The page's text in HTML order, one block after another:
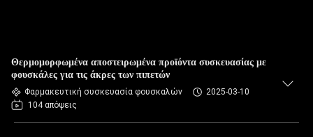
Θερμομορφωμένα αποστειρωμένα προϊόντα συσκευασίας με
φουσκάλες για τις άκρες των πιπετών
Φαρμακευτική συσκευασία φουσκαλών
2025-03-10
104 απόψεις